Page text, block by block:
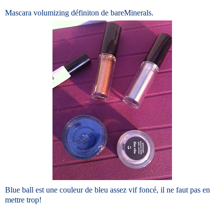
Mascara volumizing définiton de bareMinerals.
Blue ball est une couleur de bleu assez vif foncé, il ne faut pas en
mettre trop!